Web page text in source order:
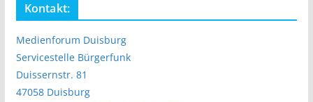
Kontakt:
Medienforum Duisburg
Servicestelle Bürgerfunk
Duissernstr. 81
47058 Duisburg